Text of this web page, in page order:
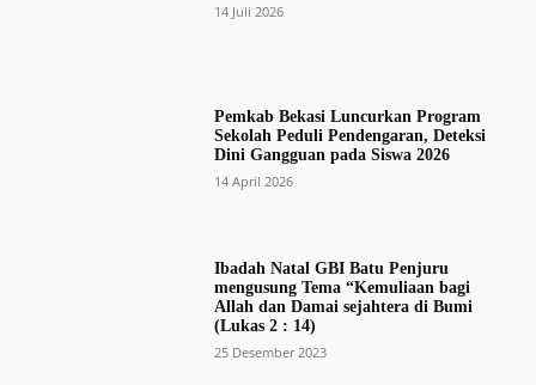
14 Juli 2026
Pemkab Bekasi Luncurkan Program
Sekolah Peduli Pendengaran, Deteksi
Dini Gangguan pada Siswa 2026
14 April 2026
Ibadah Natal GBI Batu Penjuru
mengusung Tema “Kemuliaan bagi
Allah dan Damai sejahtera di Bumi
(Lukas 2 : 14)
25 Desember 2023